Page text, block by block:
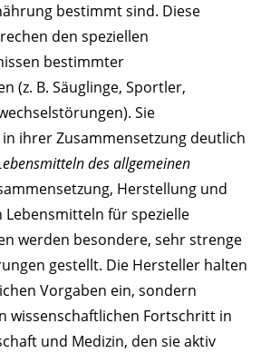
bestimmt sind. Diese
den speziellen
bestimmter
(z. B. Säuglinge, Sportler,
Sie
ihrer Zusammensetzung deutlich
des allgemeinen
Herstellung und
Lebensmitteln für spezielle
werden besondere, sehr strenge
gestellt. Die Hersteller halten
Vorgaben ein, sondern
wissenschaftlichen Fortschritt in
und Medizin, den sie aktiv